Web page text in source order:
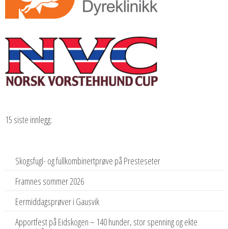
15 siste innlegg:
Skogsfugl- og fullkombinertprøve på Presteseter
Framnes sommer 2026
Eermiddagsprøver i Gausvik
Apportfest på Eidskogen – 140 hunder, stor spenning og ekte